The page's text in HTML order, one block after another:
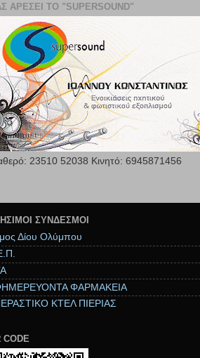
ΑΡΕΣΕΙ ΤΟ "SUPERSOUND"
23510 52038 Κινητό: 6945871456
ΣΥΝΔΕΣΜΟΙ
Δίου Ολύμπου
ΦΑΡΜΑΚΕΙΑ
ΚΤΕΛ ΠΙΕΡΙΑΣ
CODE